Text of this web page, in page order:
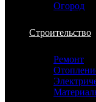
Огород
Строительство
Ремонт